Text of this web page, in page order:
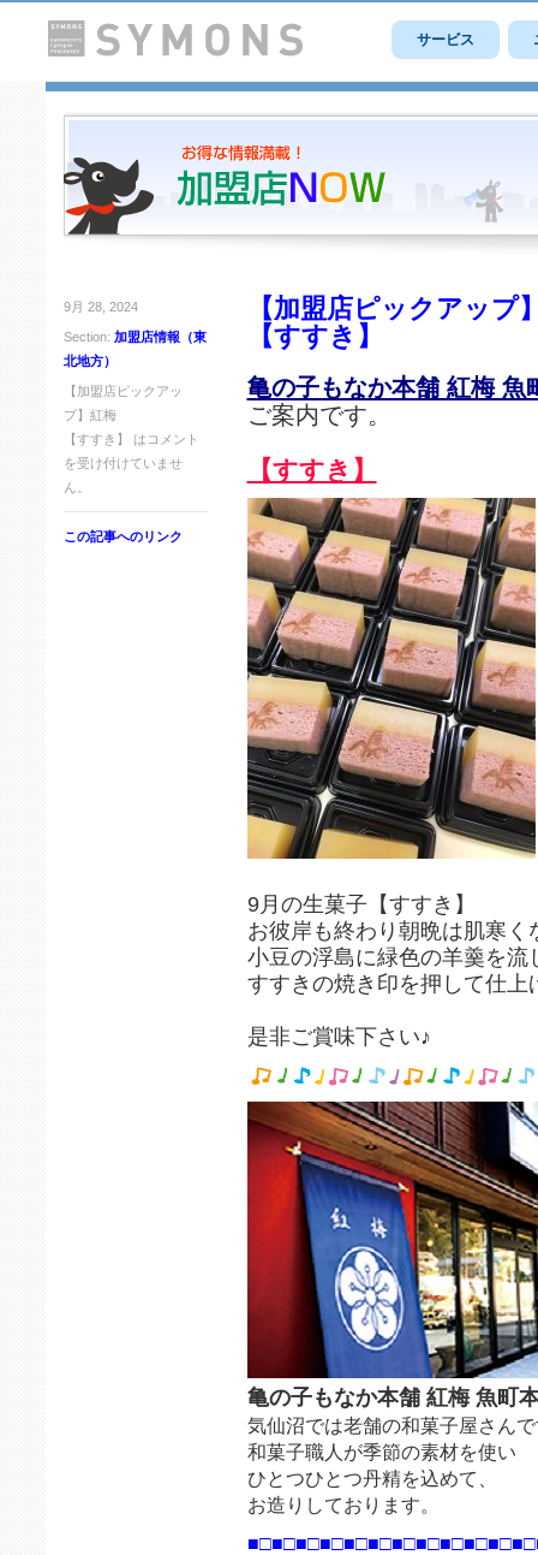
サービス
9月 28, 2024
Section: 加盟店情報（東
北地方）
【加盟店ピックアッ
プ】紅梅
【すすき】 は コメント
を受け付けていませ
ん。
この記事へのリンク
【加盟店ピックアップ
【すすき】
亀の子もなか本舗 紅梅 魚
ご案内です。
【すすき】
9月の生菓子【すすき】
お彼岸も終わり朝晩は肌寒く
小豆の浮島に緑色の羊羹を流
すすきの焼き印を押して仕上
是非ご賞味下さい♪
亀の子もなか本舗 紅梅 魚町
気仙沼では老舗の和菓子屋さん
和菓子職人が季節の素材を使い
ひとつひとつ丹精を込めて、
お造りしております。